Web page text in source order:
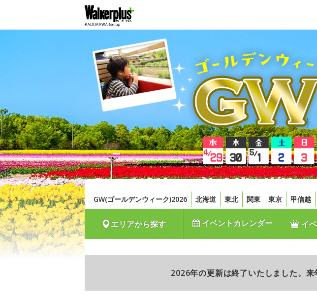
GW(ゴールデンウィーク)2026 北海道 東北 関東 東京 甲信越
エリアから探す イベントカレンダー イ
2026年の更新は終了いたしました。